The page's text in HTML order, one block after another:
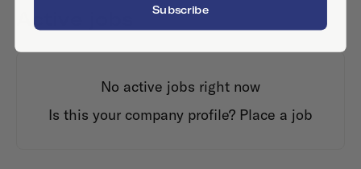
No active jobs right now
Is this your company profile? Place a job
Subscribe